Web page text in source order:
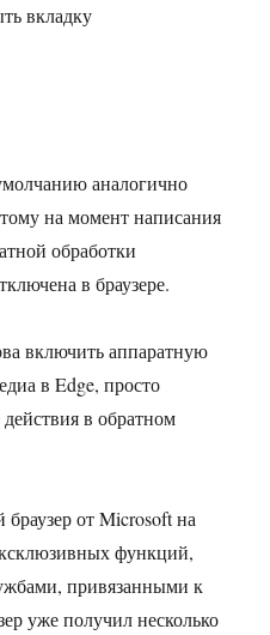
вкладку
аналогично
на момент написания
обработки
в браузере.
включить аппаратную
в Edge, просто
в обратном
от Microsoft на
функций,
привязанными к
уже получил несколько